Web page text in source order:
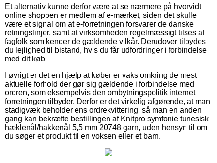
Et alternativ kunne derfor være at se nærmere på hvorvidt
online shoppen er medlem af e-mærket, siden det skulle
være et signal om at e-forretningen forsvarer de danske
retningslinjer, samt at virksomheden regelmæssigt tilses af
fagfolk som kender de gældende vilkår. Derudover tilbydes
du lejlighed til bistand, hvis du får udfordringer i forbindelse
med dit køb.
I øvrigt er det en hjælp at køber er vaks omkring de mest
aktuelle forhold der gør sig gældende i forbindelse med
ordren, som eksempelvis den ombytningspolitik internet
forretningen tilbyder. Derfor er det virkelig afgørende, at man
stadigvæk beholder ens ordrekvittering, så man en anden
gang kan bekræfte bestillingen af Knitpro symfonie tunesisk
hæklenål/hakkenål 5,5 mm 20748 garn, uden hensyn til om
du søger et produkt til en voksen eller et barn.